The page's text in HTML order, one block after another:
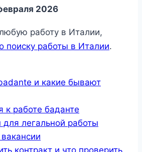
2026
работу в Италии,
поиску работы в Италии.
и какие бывают
к работе баданте
легальной работы